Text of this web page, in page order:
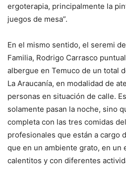
ergoterapia, principalmente la
juegos de mesa”.
En el mismo sentido, el seremi
Familia, Rodrigo Carrasco
albergue en Temuco de un total
La Araucanía, en modalidad de
personas en situación de calle.
solamente pasan la noche, sino
completa con las tres comidas
profesionales que están a cargo
que en un ambiente grato, en un
calentitos y con diferentes